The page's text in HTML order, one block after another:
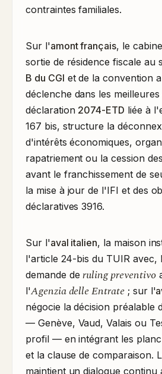
contraintes familiales.
Sur l'amont français, le
sortie de résidence fiscale au
B du CGI et de la convention
déclenche dans les
déclaration 2074-ETD liée à
167 bis, structure la
d'intérêts économiques,
rapatriement ou la cession
avant le franchissement de
la mise à jour de l'IFI et des
déclaratives 3916.
Sur l'aval italien, la maison
l'article 24-bis du TUIR avec,
demande deruling preventivo
l'Agenzia delle Entrate; sur l'
négocie la décision préalable
— Genève, Vaud, Valais ou
profil — en intégrant les
et la clause de comparaison.
maintient un dialogue continu